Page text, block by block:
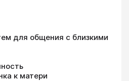
для общения с близкими
к матери